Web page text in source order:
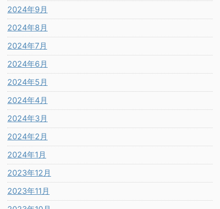
2024年9月
2024年8月
2024年7月
2024年6月
2024年5月
2024年4月
2024年3月
2024年2月
2024年1月
2023年12月
2023年11月